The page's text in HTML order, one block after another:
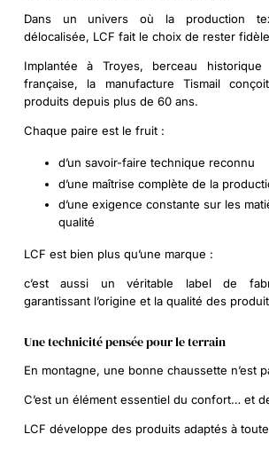
Dans un univers où la production
délocalisée, LCF fait le choix de rester
Implantée à Troyes, berceau
française, la manufacture Tismail
produits depuis plus de 60 ans.
Chaque paire est le fruit :
d’un savoir-faire technique reconnu
d’une maîtrise complète de la
d’une exigence constante sur les
qualité
LCF est bien plus qu’une marque :
c’est aussi unvéritable label de
garantissant l’origine et la qualité des
Une technicité pensée pour le terrain
En montagne, une bonne chaussette n’est
C’est un élément essentiel du confort… et
LCF développe des produits adaptés à